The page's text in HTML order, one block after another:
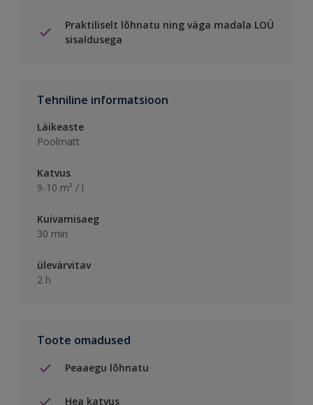
Praktiliselt lõhnatu ning väga madala LOÜ
sisaldusega
Tehniline informatsioon
Läikeaste
Poolmatt
Katvus
9-10 m² / l
Kuivamisaeg
30 min
ülevärvitav
2 h
Toote omadused
Peaaegu lõhnatu
Hea katvus